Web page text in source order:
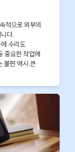
적으로 외부의
다.
수리도
중요한 작업에
불편 역시 큰